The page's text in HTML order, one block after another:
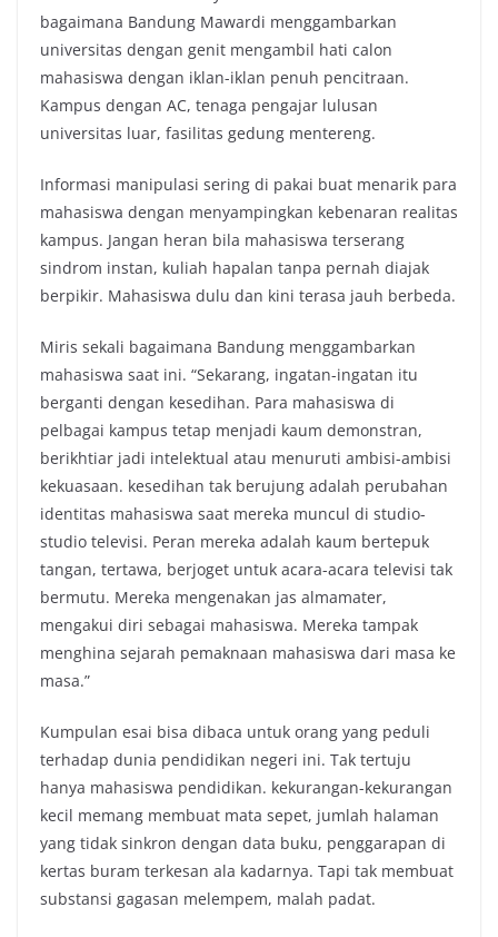
bagaimana Bandung Mawardi menggambarkan
universitas dengan genit mengambil hati calon
mahasiswa dengan iklan-iklan penuh pencitraan.
Kampus dengan AC, tenaga pengajar lulusan
universitas luar, fasilitas gedung mentereng.
Informasi manipulasi sering di pakai buat menarik para
mahasiswa dengan menyampingkan kebenaran realitas
kampus. Jangan heran bila mahasiswa terserang
sindrom instan, kuliah hapalan tanpa pernah diajak
berpikir. Mahasiswa dulu dan kini terasa jauh berbeda.
Miris sekali bagaimana Bandung menggambarkan
mahasiswa saat ini. “Sekarang, ingatan-ingatan itu
berganti dengan kesedihan. Para mahasiswa di
pelbagai kampus tetap menjadi kaum demonstran,
berikhtiar jadi intelektual atau menuruti ambisi-ambisi
kekuasaan. kesedihan tak berujung adalah perubahan
identitas mahasiswa saat mereka muncul di studio-
studio televisi. Peran mereka adalah kaum bertepuk
tangan, tertawa, berjoget untuk acara-acara televisi tak
bermutu. Mereka mengenakan jas almamater,
mengakui diri sebagai mahasiswa. Mereka tampak
menghina sejarah pemaknaan mahasiswa dari masa ke
masa.”
Kumpulan esai bisa dibaca untuk orang yang peduli
terhadap dunia pendidikan negeri ini. Tak tertuju
hanya mahasiswa pendidikan. kekurangan-kekurangan
kecil memang membuat mata sepet, jumlah halaman
yang tidak sinkron dengan data buku, penggarapan di
kertas buram terkesan ala kadarnya. Tapi tak membuat
substansi gagasan melempem, malah padat.